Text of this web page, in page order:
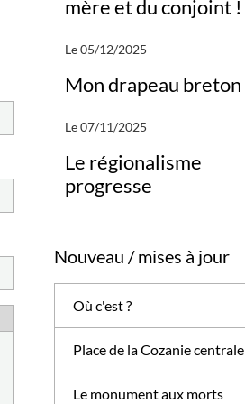
mère et du conjoint !
Le 05/12/2025
Mon drapeau breton
Le 07/11/2025
Le régionalisme
progresse
Nouveau / mises à jour
Où c'est ?
Place de la Cozanie centrale
Le monument aux morts